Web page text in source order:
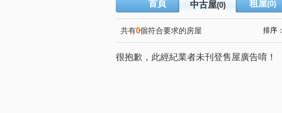
首頁 中古屋(0) 租屋(0)
共有0個符合要求的房屋 排序：
很抱歉，此經紀業者未刊登售屋廣告唷！